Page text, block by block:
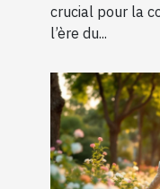
crucial pour la
l’ère du...